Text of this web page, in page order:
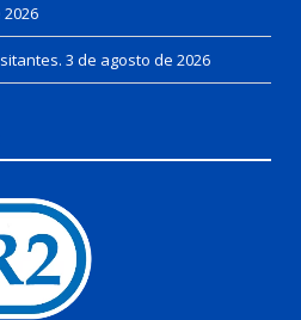
3 de agosto de 2026